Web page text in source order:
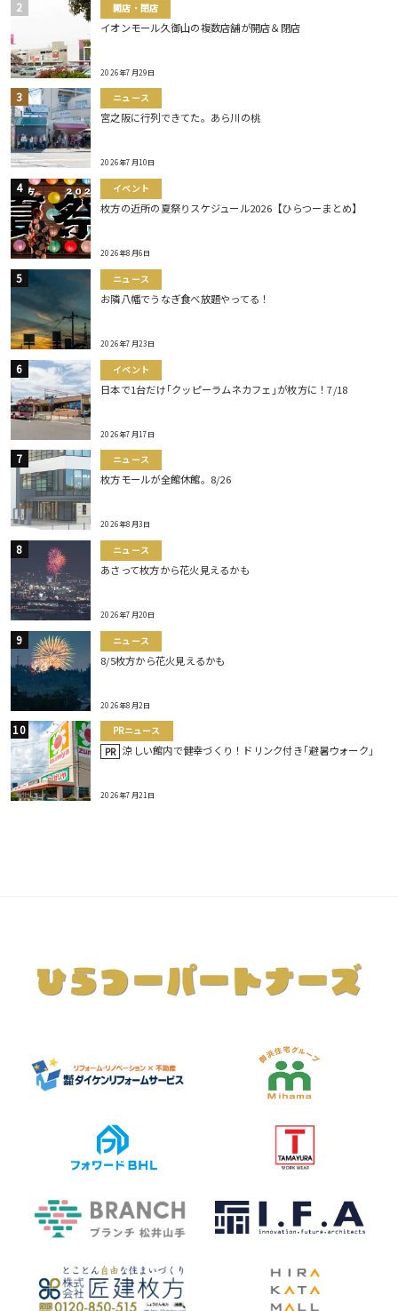
開店・閉店
イオンモール久御山の複数店舗が開店＆閉店
2026年7月29日
ニュース
宮之阪に行列できてた。あら川の桃
2026年7月10日
イベント
枚方の近所の夏祭りスケジュール2026【ひらつーまとめ】
2026年8月6日
ニュース
お隣八幡でうなぎ食べ放題やってる！
2026年7月23日
イベント
日本で1台だけ｢クッピーラムネカフェ｣が枚方に！7/18
2026年7月17日
ニュース
枚方モールが全館休館。8/26
2026年8月3日
ニュース
あさって枚方から花火見えるかも
2026年7月20日
ニュース
8/5枚方から花火見えるかも
2026年8月2日
PRニュース
PR 涼しい館内で健幸づくり！ドリンク付き｢避暑ウォーク｣
2026年7月21日